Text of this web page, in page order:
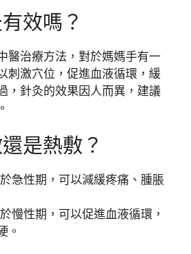
效嗎？
醫治療方法，對於媽媽手有一
刺激穴位，促進血液循環，緩
，針灸的效果因人而異，建議
是熱敷？
急性期，可以減緩疼痛、腫脹
慢性期，可以促進血液循環，
。